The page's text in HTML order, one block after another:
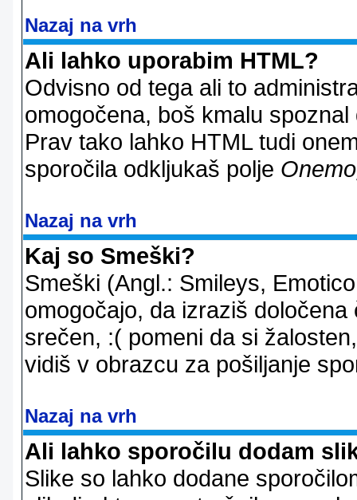
Nazaj na vrh
Ali lahko uporabim HTML?
Odvisno od tega ali to
omogočena, boš kmalu
Prav tako lahko HTML tudi
sporočila odkljukaš polje
Nazaj na vrh
Kaj so Smeški?
Smeški (Angl.: Smileys,
omogočajo, da izraziš
srečen, :( pomeni da si
vidiš v obrazcu za pošiljanje
Nazaj na vrh
Ali lahko sporočilu dodam
Slike so lahko dodane